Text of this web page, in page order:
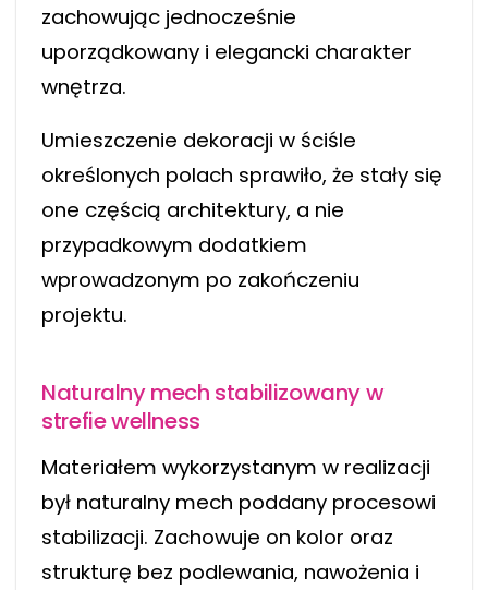
zachowując jednocześnie
uporządkowany i elegancki charakter
wnętrza.
Umieszczenie dekoracji w ściśle
określonych polach sprawiło, że stały się
one częścią architektury, a nie
przypadkowym dodatkiem
wprowadzonym po zakończeniu
projektu.
Naturalny mech stabilizowany w
strefie wellness
Materiałem wykorzystanym w realizacji
był naturalny mech poddany procesowi
stabilizacji. Zachowuje on kolor oraz
strukturę bez podlewania, nawożenia i